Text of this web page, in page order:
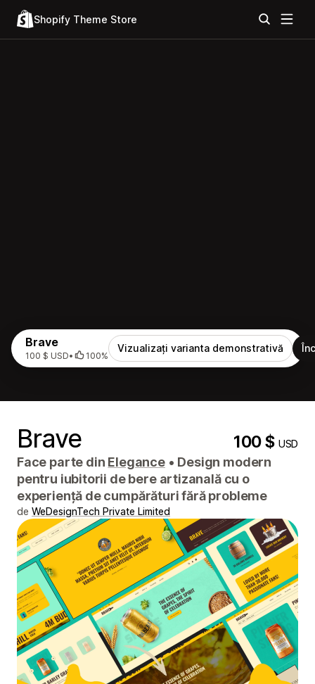
Shopify Theme Store
Brave
100 $ USD• 100%
Vizualizați varianta demonstrativă
Brave 100 $USD
Face parte din Elegance • Design modern
pentru iubitorii de bere artizanală cu o
experiență de cumpărături fără probleme
de WeDesignTech Private Limited